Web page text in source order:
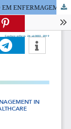
GESTÃO HOSPITALAR E GERENCIAMENTO EM ENFERMAGEM À LUZ DA FILOSOFIA LEAN HEALTHCARE